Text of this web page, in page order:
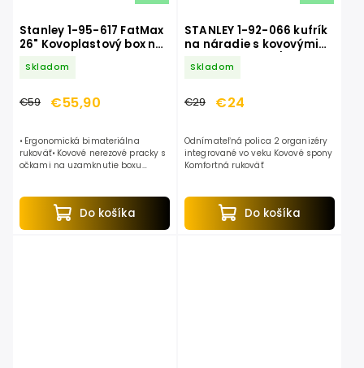
Stanley 1-95-617 FatMax
26" Kovoplastový box na
Skladom
€59 €55,90
Do košíka
• Ergonomická bimateriálna
rukoväť• Kovové nerezové pracky s
očkami na uzamknutie boxu
plastovými doplnkami•...
STANLEY 1-92-066 kufrík
na náradie s kovovými
Skladom
€29 €24
Do košíka
Odnímateľná polica 2 organizéry
integrované vo veku Kovové spony
Komfortná rukoväť